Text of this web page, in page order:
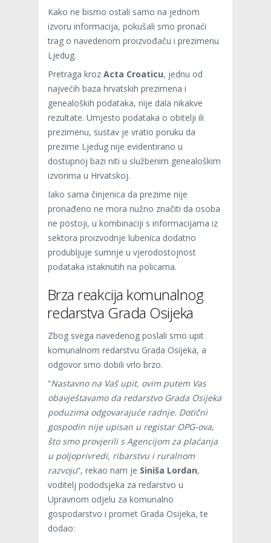
Kako ne bismo ostali samo na jednom
izvoru informacija, pokušali smo pronaći
trag o navedenom proizvođaču i prezimenu
Ljedug.
Pretraga kroz Acta Croaticu, jednu od
najvećih baza hrvatskih prezimena i
genealoških podataka, nije dala nikakve
rezultate. Umjesto podataka o obitelji ili
prezimenu, sustav je vratio poruku da
prezime Ljedug nije evidentirano u
dostupnoj bazi niti u službenim genealoškim
izvorima u Hrvatskoj.
Iako sama činjenica da prezime nije
pronađeno ne mora nužno značiti da osoba
ne postoji, u kombinaciji s informacijama iz
sektora proizvodnje lubenica dodatno
produbljuje sumnje u vjerodostojnost
podataka istaknutih na policama.
Brza reakcija komunalnog
redarstva Grada Osijeka
Zbog svega navedenog poslali smo upit
komunalnom redarstvu Grada Osijeka, a
odgovor smo dobili vrlo brzo.
“Nastavno na Vaš upit, ovim putem Vas
obavještavamo da redarstvo Grada Osijeka
poduzima odgovarajuće radnje. Dotični
gospodin nije upisan u registar OPG-ova,
što smo provjerili s Agencijom za plaćanja
u poljoprivredi, ribarstvu i ruralnom
razvoju“, rekao nam je Siniša Lordan,
voditelj pododsjeka za redarstvo u
Upravnom odjelu za komunalno
gospodarstvo i promet Grada Osijeka, te
dodao: